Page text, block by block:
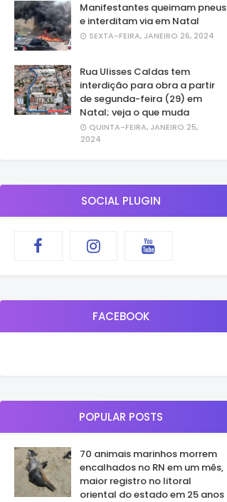
Manifestantes queimam pneus
e interditam via em Natal
SEXTA-FEIRA, JANEIRO 26, 2024
Rua Ulisses Caldas tem
interdição para obra a partir
de segunda-feira (29) em
Natal; veja o que muda
QUINTA-FEIRA, JANEIRO 25,
2024
SOCIAL PLUGIN
FACEBOOK
POPULAR POSTS
70 animais marinhos morrem
encalhados no RN em um mês,
maior registro no litoral
oriental do estado em 25 anos